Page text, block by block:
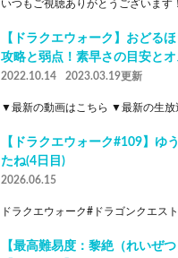
いつもご視聴ありがとうございま
【ドラクエウォーク】おどる
攻略と弱点！素早さの目安とオ
2022.10.14 2023.03.19更新
▼最新の動画はこちら ▼最新の生
【ドラクエウォーク#109】ゆ
たね(4日目)
2026.06.15
ドラクエウォーク#ドラゴンクエス
【最高難易度：黎絶（れいぜ